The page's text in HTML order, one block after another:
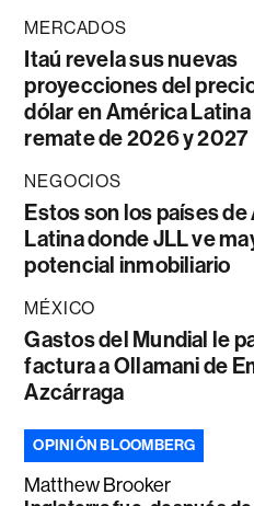
MERCADOS
Itaú revela sus nuevas
proyecciones del
dólar en América Latina
remate de 2026 y 2027
NEGOCIOS
Estos son los países
Latina donde JLL ve
potencial inmobiliario
MÉXICO
Gastos del Mundial le
factura a Ollamani de
Azcárraga
OPINIÓN BLOOMBERG
Matthew Brooker